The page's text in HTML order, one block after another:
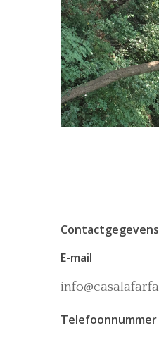
Contactgegevens
E-mail
Telefoonnummer